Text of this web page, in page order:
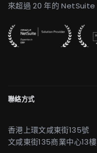
來超過 20 年的 NetSuite
聯絡方式
香港上環文咸東街135號
文咸東街135商業中心13樓